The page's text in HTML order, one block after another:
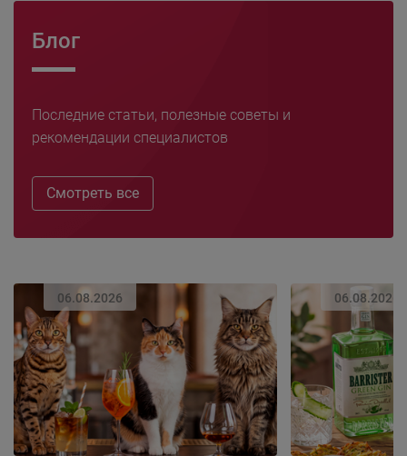
Блог
Последние статьи, полезные советы и
рекомендации специалистов
Смотреть все
06.08.2026 06.08.2026